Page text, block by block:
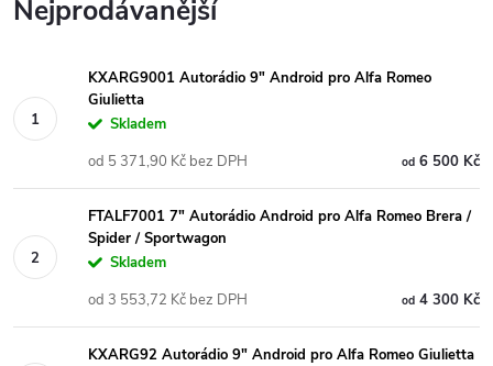
Nejprodávanější
KXARG9001 Autorádio 9" Android pro Alfa Romeo
Giulietta
Skladem
od6 500 Kč
od 5 371,90 Kč bez DPH
FTALF7001 7" Autorádio Android pro Alfa Romeo Brera /
Spider / Sportwagon
Skladem
od4 300 Kč
od 3 553,72 Kč bez DPH
KXARG92 Autorádio 9" Android pro Alfa Romeo Giulietta